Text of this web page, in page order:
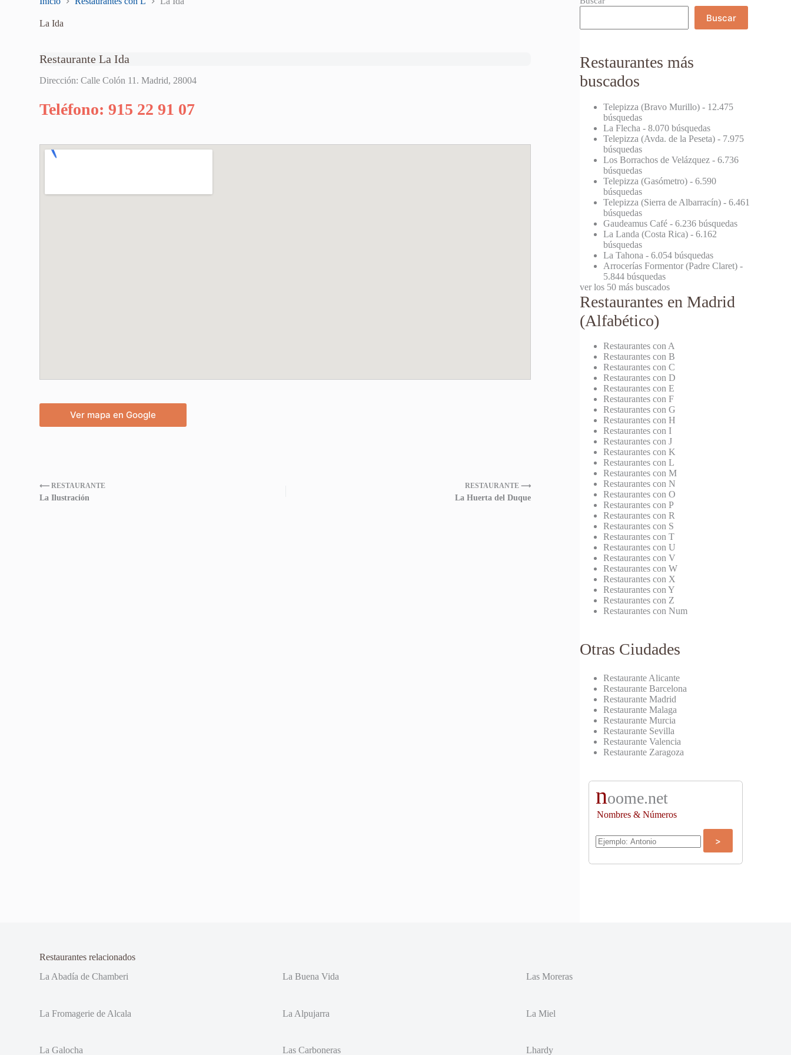
La Ida
Restaurante La Ida
Dirección: Calle Colón 11. Madrid, 28004
Teléfono: 915 22 91 07
Ver mapa en Google
⟵ RESTAURANTE
La Ilustración
RESTAURANTE ⟶
La Huerta del Duque
Buscar
Restaurantes más
buscados
Telepizza (Bravo Murillo) - 12.475
búsquedas
La Flecha - 8.070 búsquedas
Telepizza (Avda. de la Peseta) - 7.975
búsquedas
Los Borrachos de Velázquez - 6.736
búsquedas
Telepizza (Gasómetro) - 6.590
búsquedas
Telepizza (Sierra de Albarracín) - 6.461
búsquedas
Gaudeamus Café - 6.236 búsquedas
La Landa (Costa Rica) - 6.162
búsquedas
La Tahona - 6.054 búsquedas
Arrocerías Formentor (Padre Claret) -
5.844 búsquedas
ver los 50 más buscados
Restaurantes en Madrid
(Alfabético)
Restaurantes con A
Restaurantes con B
Restaurantes con C
Restaurantes con D
Restaurantes con E
Restaurantes con F
Restaurantes con G
Restaurantes con H
Restaurantes con I
Restaurantes con J
Restaurantes con K
Restaurantes con L
Restaurantes con M
Restaurantes con N
Restaurantes con O
Restaurantes con P
Restaurantes con R
Restaurantes con S
Restaurantes con T
Restaurantes con U
Restaurantes con V
Restaurantes con W
Restaurantes con X
Restaurantes con Y
Restaurantes con Z
Restaurantes con Num
Otras Ciudades
Restaurante Alicante
Restaurante Barcelona
Restaurante Madrid
Restaurante Malaga
Restaurante Murcia
Restaurante Sevilla
Restaurante Valencia
Restaurante Zaragoza
noome.net
Nombres & Números
Restaurantes relacionados
La Abadía de Chamberi
La Buena Vida Las Moreras
La Fromagerie de Alcala La Alpujarra La Miel
La Galocha Las Carboneras Lhardy